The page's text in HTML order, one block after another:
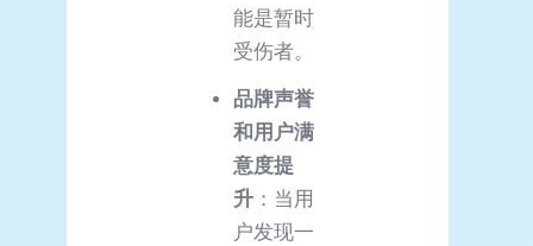
能是暂时
受伤者。
品牌声誉
和用户满
意度提
升 ：当用
户发现一